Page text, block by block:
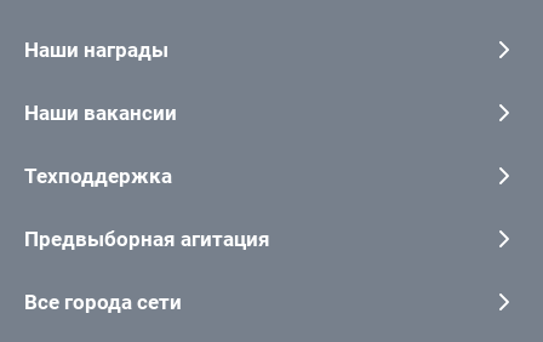
Наши награды
Наши вакансии
Техподдержка
Предвыборная агитация
Все города сети